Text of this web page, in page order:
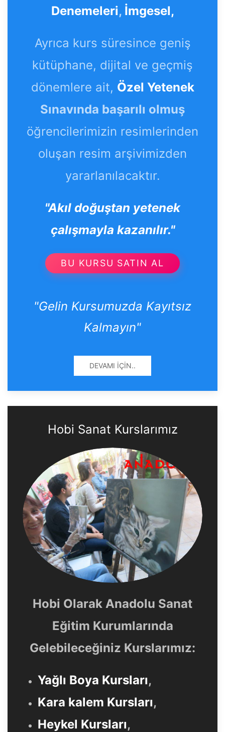
Denemeleri, İmgesel,
Ayrıca kurs süresince geniş
kütüphane, dijital ve geçmiş
dönemlere ait, Özel Yetenek
Sınavında başarılı olmuş
öğrencilerimizin resimlerinden
oluşan resim arşivimizden
yararlanılacaktır.
"Akıl doğuştan yetenek
çalışmayla kazanılır."
BU KURSU SATIN AL
"Gelin Kursumuzda Kayıtsız
Kalmayın"
DEVAMI İÇIN..
Hobi Sanat Kurslarımız
Hobi Olarak Anadolu Sanat
Eğitim Kurumlarında
Gelebileceğiniz Kurslarımız:
Yağlı Boya Kursları,
Kara kalem Kursları,
Heykel Kursları,